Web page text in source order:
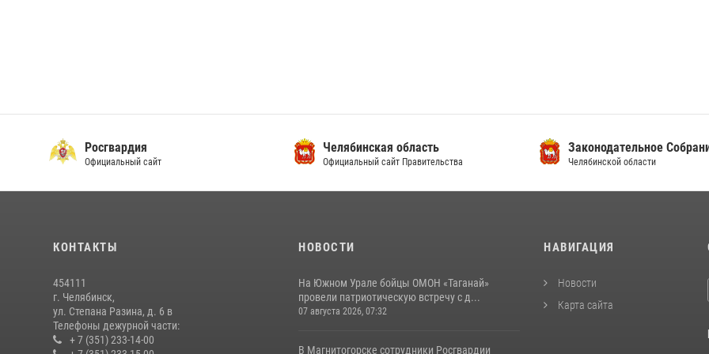
Росгвардия
Официальный сайт
Челябинская область
Официальный сайт Правительства
Законодательное
Челябинской области
КОНТАКТЫ
454111
г. Челябинск,
ул. Степана Разина, д. 6 в
Телефоны дежурной части:
+ 7 (351) 233-14-00
НОВОСТИ
На Южном Урале бойцы ОМОН «Таганай»
провели патриотическую встречу с д...
07 августа 2026, 07:32
В Магнитогорске сотрудники Росгвардии
НАВИГАЦИЯ
Новости
Карта сайта